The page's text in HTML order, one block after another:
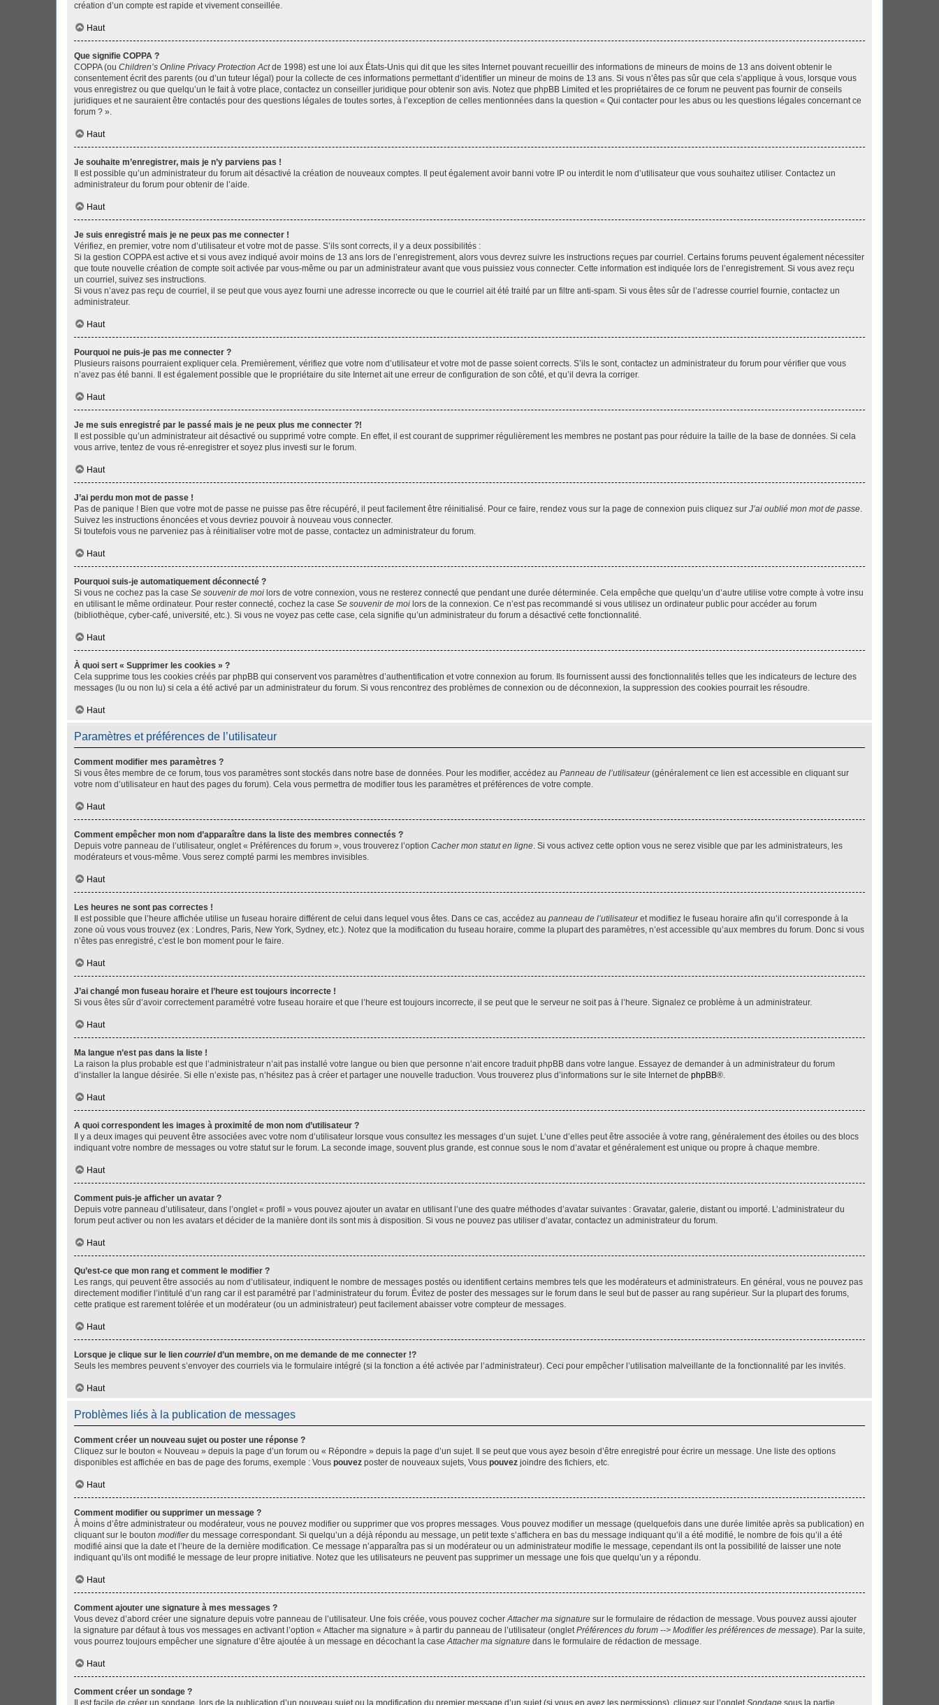
création d’un compte est rapide et vivement conseillée.
Haut
Que signifie COPPA ?
COPPA (ou Children’s Online Privacy Protection Actde 1998) est une loi aux États-Unis qui dit que les sites Internet pouvant recueillir des informations de mineurs de moins de 13 ans doivent obtenir le
consentement écrit des parents (ou d’un tuteur légal) pour la collecte de ces informations permettant d’identifier un mineur de moins de 13 ans. Si vous n’êtes pas sûr que cela s’applique à vous, lorsque vous
vous enregistrez ou que quelqu’un le fait à votre place, contactez un conseiller juridique pour obtenir son avis. Notez que phpBB Limited et les propriétaires de ce forum ne peuvent pas fournir de conseils
juridiques et ne sauraient être contactés pour des questions légales de toutes sortes, à l’exception de celles mentionnées dans la question « Qui contacter pour les abus ou les questions légales concernant ce
forum ? ».
Haut
Je souhaite m’enregistrer, mais je n’y parviens pas !
Il est possible qu’un administrateur du forum ait désactivé la création de nouveaux comptes. Il peut également avoir banni votre IP ou interdit le nom d’utilisateur que vous souhaitez utiliser. Contactez un
administrateur du forum pour obtenir de l’aide.
Haut
Je suis enregistré mais je ne peux pas me connecter !
Vérifiez, en premier, votre nom d’utilisateur et votre mot de passe. S’ils sont corrects, il y a deux possibilités :
Si la gestion COPPA est active et si vous avez indiqué avoir moins de 13 ans lors de l’enregistrement, alors vous devrez suivre les instructions reçues par courriel. Certains forums peuvent également nécessiter
que toute nouvelle création de compte soit activée par vous-même ou par un administrateur avant que vous puissiez vous connecter. Cette information est indiquée lors de l’enregistrement. Si vous avez reçu
un courriel, suivez ses instructions.
Si vous n’avez pas reçu de courriel, il se peut que vous ayez fourni une adresse incorrecte ou que le courriel ait été traité par un filtre anti-spam. Si vous êtes sûr de l’adresse courriel fournie, contactez un
administrateur.
Haut
Pourquoi ne puis-je pas me connecter ?
Plusieurs raisons pourraient expliquer cela. Premièrement, vérifiez que votre nom d’utilisateur et votre mot de passe soient corrects. S’ils le sont, contactez un administrateur du forum pour vérifier que vous
n’avez pas été banni. Il est également possible que le propriétaire du site Internet ait une erreur de configuration de son côté, et qu’il devra la corriger.
Haut
Je me suis enregistré par le passé mais je ne peux plus me connecter ?!
Il est possible qu’un administrateur ait désactivé ou supprimé votre compte. En effet, il est courant de supprimer régulièrement les membres ne postant pas pour réduire la taille de la base de données. Si cela
vous arrive, tentez de vous ré-enregistrer et soyez plus investi sur le forum.
Haut
J’ai perdu mon mot de passe !
Pas de panique ! Bien que votre mot de passe ne puisse pas être récupéré, il peut facilement être réinitialisé. Pour ce faire, rendez vous sur la page de connexion puis cliquez sur J’ai oublié mon mot de passe.
Suivez les instructions énoncées et vous devriez pouvoir à nouveau vous connecter.
Si toutefois vous ne parveniez pas à réinitialiser votre mot de passe, contactez un administrateur du forum.
Haut
Pourquoi suis-je automatiquement déconnecté ?
Si vous ne cochez pas la case Se souvenir de moi lors de votre connexion, vous ne resterez connecté que pendant une durée déterminée. Cela empêche que quelqu’un d’autre utilise votre compte à votre insu
en utilisant le même ordinateur. Pour rester connecté, cochez la case Se souvenir de moi lors de la connexion. Ce n’est pas recommandé si vous utilisez un ordinateur public pour accéder au forum
(bibliothèque, cyber-café, université, etc.). Si vous ne voyez pas cette case, cela signifie qu’un administrateur du forum a désactivé cette fonctionnalité.
Haut
À quoi sert « Supprimer les cookies » ?
Cela supprime tous les cookies créés par phpBB qui conservent vos paramètres d’authentification et votre connexion au forum. Ils fournissent aussi des fonctionnalités telles que les indicateurs de lecture des
messages (lu ou non lu) si cela a été activé par un administrateur du forum. Si vous rencontrez des problèmes de connexion ou de déconnexion, la suppression des cookies pourrait les résoudre.
Haut
Paramètres et préférences de l’utilisateur
Comment modifier mes paramètres ?
Si vous êtes membre de ce forum, tous vos paramètres sont stockés dans notre base de données. Pour les modifier, accédez au Panneau de l’utilisateur(généralement ce lien est accessible en cliquant sur
votre nom d’utilisateur en haut des pages du forum). Cela vous permettra de modifier tous les paramètres et préférences de votre compte.
Haut
Comment empêcher mon nom d’apparaître dans la liste des membres connectés ?
Depuis votre panneau de l’utilisateur, onglet « Préférences du forum », vous trouverez l’option Cacher mon statut en ligne. Si vous activez cette option vous ne serez visible que par les administrateurs, les
modérateurs et vous-même. Vous serez compté parmi les membres invisibles.
Haut
Les heures ne sont pas correctes !
Il est possible que l’heure affichée utilise un fuseau horaire différent de celui dans lequel vous êtes. Dans ce cas, accédez au panneau de l’utilisateuret modifiez le fuseau horaire afin qu’il corresponde à la
zone où vous vous trouvez (ex : Londres, Paris, New York, Sydney, etc.). Notez que la modification du fuseau horaire, comme la plupart des paramètres, n’est accessible qu’aux membres du forum. Donc si vous
n’êtes pas enregistré, c’est le bon moment pour le faire.
Haut
J’ai changé mon fuseau horaire et l’heure est toujours incorrecte !
Si vous êtes sûr d’avoir correctement paramétré votre fuseau horaire et que l’heure est toujours incorrecte, il se peut que le serveur ne soit pas à l’heure. Signalez ce problème à un administrateur.
Haut
Ma langue n’est pas dans la liste !
La raison la plus probable est que l’administrateur n’ait pas installé votre langue ou bien que personne n’ait encore traduit phpBB dans votre langue. Essayez de demander à un administrateur du forum
d’installer la langue désirée. Si elle n’existe pas, n’hésitez pas à créer et partager une nouvelle traduction. Vous trouverez plus d’informations sur le site Internet de phpBB®.
Haut
A quoi correspondent les images à proximité de mon nom d’utilisateur ?
Il y a deux images qui peuvent être associées avec votre nom d’utilisateur lorsque vous consultez les messages d’un sujet. L’une d’elles peut être associée à votre rang, généralement des étoiles ou des blocs
indiquant votre nombre de messages ou votre statut sur le forum. La seconde image, souvent plus grande, est connue sous le nom d’avatar et généralement est unique ou propre à chaque membre.
Haut
Comment puis-je afficher un avatar ?
Depuis votre panneau d’utilisateur, dans l’onglet « profil » vous pouvez ajouter un avatar en utilisant l’une des quatre méthodes d’avatar suivantes : Gravatar, galerie, distant ou importé. L’administrateur du
forum peut activer ou non les avatars et décider de la manière dont ils sont mis à disposition. Si vous ne pouvez pas utiliser d’avatar, contactez un administrateur du forum.
Haut
Qu’est-ce que mon rang et comment le modifier ?
Les rangs, qui peuvent être associés au nom d’utilisateur, indiquent le nombre de messages postés ou identifient certains membres tels que les modérateurs et administrateurs. En général, vous ne pouvez pas
directement modifier l’intitulé d’un rang car il est paramétré par l’administrateur du forum. Évitez de poster des messages sur le forum dans le seul but de passer au rang supérieur. Sur la plupart des forums,
cette pratique est rarement tolérée et un modérateur (ou un administrateur) peut facilement abaisser votre compteur de messages.
Haut
Lorsque je clique sur le lien courrield’un membre, on me demande de me connecter !?
Seuls les membres peuvent s’envoyer des courriels via le formulaire intégré (si la fonction a été activée par l’administrateur). Ceci pour empêcher l’utilisation malveillante de la fonctionnalité par les invités.
Haut
Problèmes liés à la publication de messages
Comment créer un nouveau sujet ou poster une réponse ?
Cliquez sur le bouton « Nouveau » depuis la page d’un forum ou « Répondre » depuis la page d’un sujet. Il se peut que vous ayez besoin d’être enregistré pour écrire un message. Une liste des options
disponibles est affichée en bas de page des forums, exemple : Vous pouvez poster de nouveaux sujets, Vous pouvez joindre des fichiers, etc.
Haut
Comment modifier ou supprimer un message ?
À moins d’être administrateur ou modérateur, vous ne pouvez modifier ou supprimer que vos propres messages. Vous pouvez modifier un message (quelquefois dans une durée limitée après sa publication) en
cliquant sur le bouton modifierdu message correspondant. Si quelqu’un a déjà répondu au message, un petit texte s’affichera en bas du message indiquant qu’il a été modifié, le nombre de fois qu’il a été
modifié ainsi que la date et l’heure de la dernière modification. Ce message n’apparaîtra pas si un modérateur ou un administrateur modifie le message, cependant ils ont la possibilité de laisser une note
indiquant qu’ils ont modifié le message de leur propre initiative. Notez que les utilisateurs ne peuvent pas supprimer un message une fois que quelqu’un y a répondu.
Haut
Comment ajouter une signature à mes messages ?
Vous devez d’abord créer une signature depuis votre panneau de l’utilisateur. Une fois créée, vous pouvez cocherAttacher ma signature sur le formulaire de rédaction de message. Vous pouvez aussi ajouter
la signature par défaut à tous vos messages en activant l’option « Attacher ma signature » à partir du panneau de l’utilisateur (ongletPréférences du forum --> Modifier les préférences de message). Par la suite,
vous pourrez toujours empêcher une signature d’être ajoutée à un message en décochant la caseAttacher ma signature dans le formulaire de rédaction de message.
Haut
Comment créer un sondage ?
Il est facile de créer un sondage, lors de la publication d’un nouveau sujet ou la modification du premier message d’un sujet (si vous en avez les permissions), cliquez sur l’onglet Sondage sous la partie